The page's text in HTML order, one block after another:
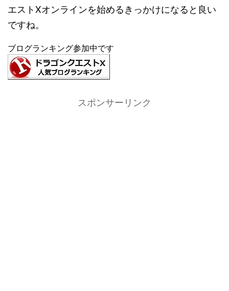
エストXオンラインを始めるきっかけになると良い
ですね。
ブログランキング参加中です
スポンサーリンク